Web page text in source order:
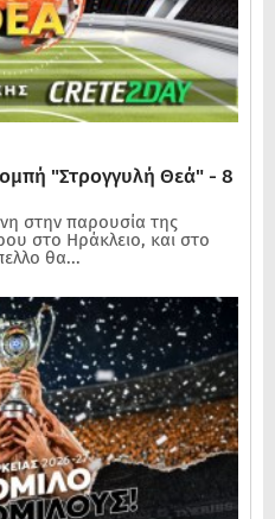
"Στρογγυλή Θεά" - 8
στην παρουσία της
στο Ηράκλειο, και στο
θα...